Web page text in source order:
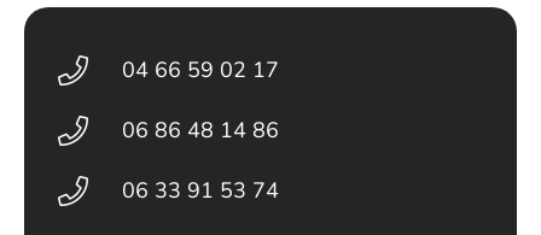
04 66 59 02 17
06 86 48 14 86
06 33 91 53 74